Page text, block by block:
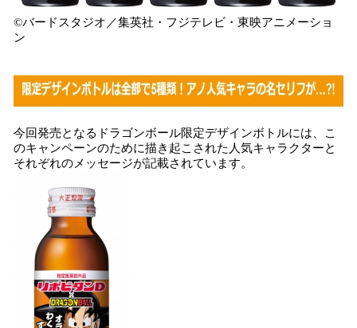
©バードスタジオ／集英社・フジテレビ・東映アニメーショ
ン
今回発売となるドラゴンボール限定デザインボトルには、こ
のキャンペーンのために描き起こされた人気キャラクターと
それぞれのメッセージが記載されています。